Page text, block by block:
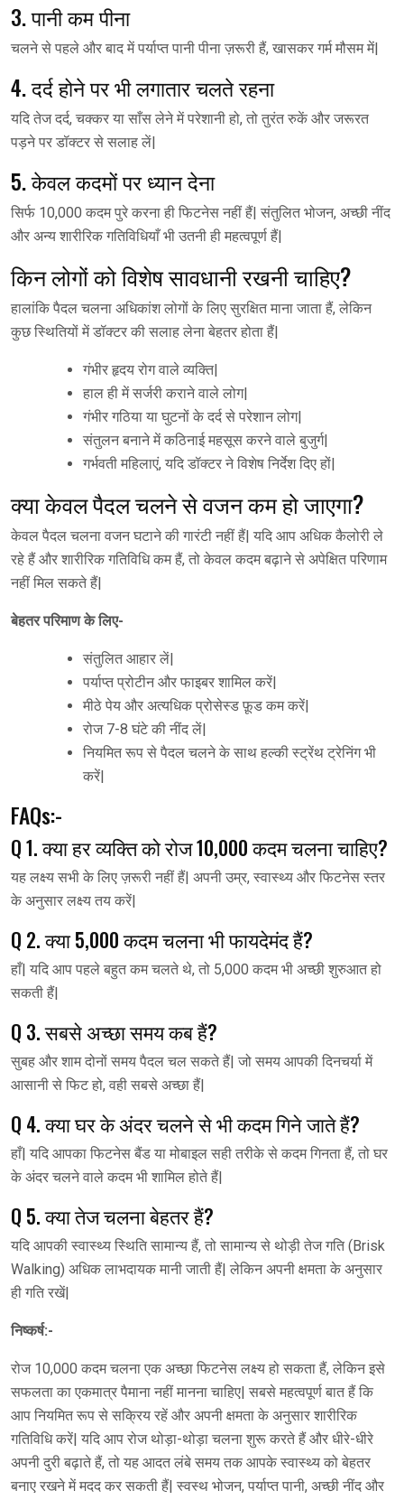
3. पानी कम पीना
चलने से पहले और बाद में पर्याप्त पानी पीना ज़रूरी हैं, खासकर गर्म मौसम में|
4. दर्द होने पर भी लगातार चलते रहना
यदि तेज दर्द, चक्कर या साँस लेने में परेशानी हो, तो तुरंत रुकें और जरूरत
पड़ने पर डॉक्टर से सलाह लें|
5. केवल कदमों पर ध्यान देना
सिर्फ 10,000 कदम पुरे करना ही फिटनेस नहीं हैं| संतुलित भोजन, अच्छी नींद
और अन्य शारीरिक गतिविधियाँ भी उतनी ही महत्वपूर्ण हैं|
किन लोगों को विशेष सावधानी रखनी चाहिए?
हालांकि पैदल चलना अधिकांश लोगों के लिए सुरक्षित माना जाता हैं, लेकिन
कुछ स्थितियों में डॉक्टर की सलाह लेना बेहतर होता हैं|
गंभीर हृदय रोग वाले व्यक्ति|
हाल ही में सर्जरी कराने वाले लोग|
गंभीर गठिया या घुटनों के दर्द से परेशान लोग|
संतुलन बनाने में कठिनाई महसूस करने वाले बुजुर्ग|
गर्भवती महिलाएं, यदि डॉक्टर ने विशेष निर्देश दिए हों|
क्या केवल पैदल चलने से वजन कम हो जाएगा?
केवल पैदल चलना वजन घटाने की गारंटी नहीं हैं| यदि आप अधिक कैलोरी ले
रहे हैं और शारीरिक गतिविधि कम हैं, तो केवल कदम बढ़ाने से अपेक्षित परिणाम
नहीं मिल सकते हैं|
बेहतर परिमाण के लिए-
संतुलित आहार लें|
पर्याप्त प्रोटीन और फाइबर शामिल करें|
मीठे पेय और अत्यधिक प्रोसेस्ड फ़ूड कम करें|
रोज 7-8 घंटे की नींद लें|
नियमित रूप से पैदल चलने के साथ हल्की स्ट्रेंथ ट्रेनिंग भी
करें|
FAQs:-
Q 1. क्या हर व्यक्ति को रोज 10,000 कदम चलना चाहिए?
यह लक्ष्य सभी के लिए ज़रूरी नहीं हैं| अपनी उम्र, स्वास्थ्य और फिटनेस स्तर
के अनुसार लक्ष्य तय करें|
Q 2. क्या 5,000 कदम चलना भी फायदेमंद हैं?
हाँ| यदि आप पहले बहुत कम चलते थे, तो 5,000 कदम भी अच्छी शुरुआत हो
सकती हैं|
Q 3. सबसे अच्छा समय कब हैं?
सुबह और शाम दोनों समय पैदल चल सकते हैं| जो समय आपकी दिनचर्या में
आसानी से फिट हो, वही सबसे अच्छा हैं|
Q 4. क्या घर के अंदर चलने से भी कदम गिने जाते हैं?
हाँ| यदि आपका फिटनेस बैंड या मोबाइल सही तरीके से कदम गिनता हैं, तो घर
के अंदर चलने वाले कदम भी शामिल होते हैं|
Q 5. क्या तेज चलना बेहतर हैं?
यदि आपकी स्वास्थ्य स्थिति सामान्य हैं, तो सामान्य से थोड़ी तेज गति (Brisk
Walking) अधिक लाभदायक मानी जाती हैं| लेकिन अपनी क्षमता के अनुसार
ही गति रखें|
निष्कर्ष:-
रोज 10,000 कदम चलना एक अच्छा फिटनेस लक्ष्य हो सकता हैं, लेकिन इसे
सफलता का एकमात्र पैमाना नहीं मानना चाहिए| सबसे महत्वपूर्ण बात हैं कि
आप नियमित रूप से सक्रिय रहें और अपनी क्षमता के अनुसार शारीरिक
गतिविधि करें| यदि आप रोज थोड़ा-थोड़ा चलना शुरू करते हैं और धीरे-धीरे
अपनी दुरी बढ़ाते हैं, तो यह आदत लंबे समय तक आपके स्वास्थ्य को बेहतर
बनाए रखने में मदद कर सकती हैं| स्वस्थ भोजन, पर्याप्त पानी, अच्छी नींद और